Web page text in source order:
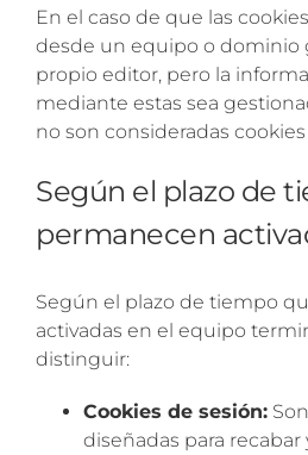
En el caso de que las
desde un equipo o dominio
propio editor, pero la
mediante estas sea
no son consideradas
Según el plazo de
permanecen
Según el plazo de tiempo
activadas en el equipo
distinguir:
Cookies de sesión:
diseñadas para